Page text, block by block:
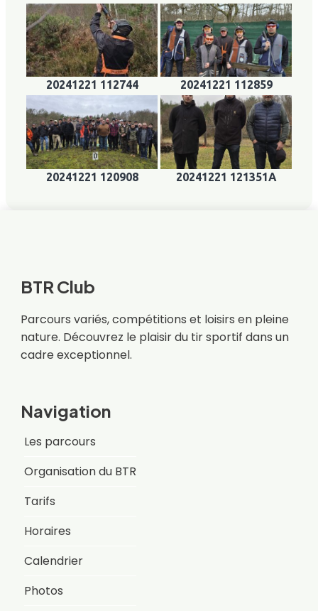
20241221 112744 20241221 112859
20241221 120908 20241221 121351A
BTR Club
Parcours variés, compétitions et loisirs en pleine
nature. Découvrez le plaisir du tir sportif dans un
cadre exceptionnel.
Navigation
Les parcours
Organisation du BTR
Tarifs
Horaires
Calendrier
Photos